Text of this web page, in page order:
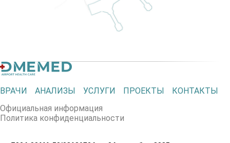
ВРАЧИ АНАЛИЗЫ УСЛУГИ ПРОЕКТЫ
КОНТАКТЫ
Официальная информация
Политика конфиденциальности